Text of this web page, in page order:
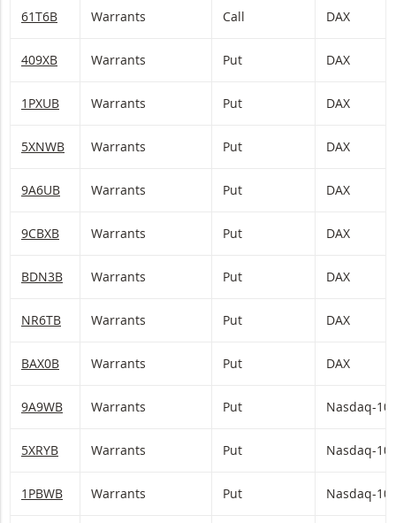
61T6B Warrants Call DAX
409XB Warrants Put DAX
1PXUB Warrants Put DAX
5XNWB Warrants Put DAX
9A6UB Warrants Put DAX
9CBXB Warrants Put DAX
BDN3B Warrants Put DAX
NR6TB Warrants Put DAX
BAX0B Warrants Put DAX
9A9WB Warrants Put Nasdaq-
5XRYB Warrants Put Nasdaq-
1PBWB Warrants Put Nasdaq-